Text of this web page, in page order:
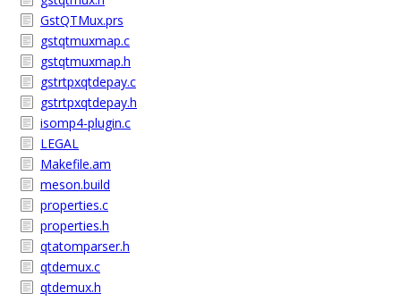
GstQTMux.prs
gstqtmuxmap.c
gstqtmuxmap.h
gstrtpxqtdepay.c
gstrtpxqtdepay.h
isomp4-plugin.c
LEGAL
Makefile.am
meson.build
properties.c
properties.h
qtatomparser.h
qtdemux.c
qtdemux.h